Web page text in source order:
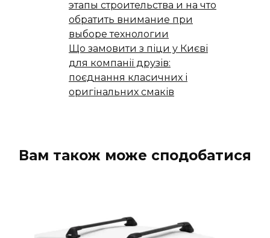
этапы строительства и на что
обратить внимание при
выборе технологии
Що замовити з піци у Києві
для компанії друзів:
поєднання класичних і
оригінальних смаків
Вам також може сподобатися